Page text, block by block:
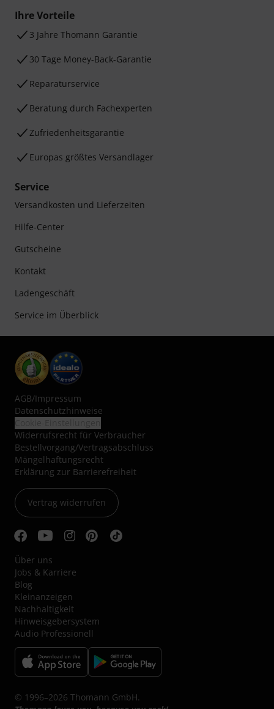
Ihre Vorteile
3 Jahre Thomann Garantie
30 Tage Money-Back-Garantie
Reparaturservice
Beratung durch Fachexperten
Zufriedenheitsgarantie
Europas größtes Versandlager
Service
Versandkosten und Lieferzeiten
Hilfe-Center
Gutscheine
Kontakt
Ladengeschäft
Service im Überblick
AGB/Impressum
Datenschutzhinweise
Widerrufsrecht für Verbraucher
Bestellvorgang/Vertragsabschluss
Mängelhaftungsrecht
Erklärung zur Barrierefreiheit
Vertrag widerrufen
Über uns
Jobs & Karriere
Blog
Kleinanzeigen
Nachhaltigkeit
Hinweisgebersystem
Audio Professionell
© 1996–2026 Thomann GmbH.